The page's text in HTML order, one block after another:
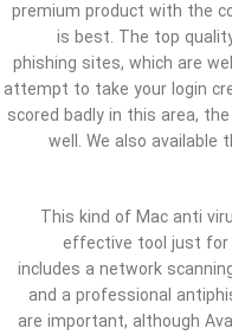
premium product with the
is best. The top
phishing sites, which are
attempt to take your login
scored badly in this area,
well. We also available
This kind of Mac anti
effective tool just for
includes a network
and a professional
are important, although